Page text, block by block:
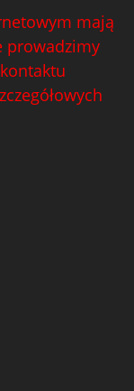
mają
prowadzimy